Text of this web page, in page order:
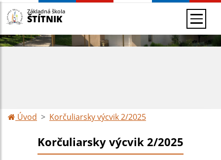
Základná škola
ŠTÍTNIK
Úvod Korčuliarsky výcvik 2/2025
Korčuliarsky výcvik 2/2025